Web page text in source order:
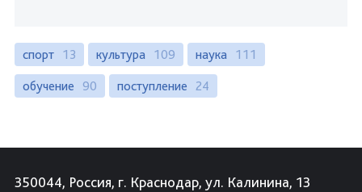
спорт 13 культура 109 наука 111
обучение 90 поступление 24
350044, Россия, г. Краснодар, ул. Калинина, 13